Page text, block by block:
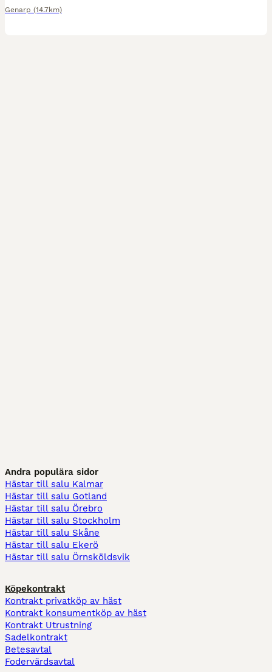
Genarp (14.7km)
Andra populära sidor
Hästar till salu Kalmar
Hästar till salu Gotland
Hästar till salu Örebro
Hästar till salu Stockholm
Hästar till salu Skåne
Hästar till salu Ekerö
Hästar till salu Örnsköldsvik
Köpekontrakt
Kontrakt privatköp av häst
Kontrakt konsumentköp av häst
Kontrakt Utrustning
Sadelkontrakt
Betesavtal
Fodervärdsavtal